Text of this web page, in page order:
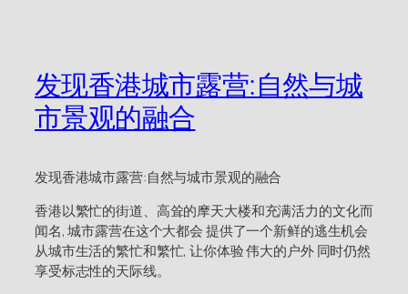
发现香港城市露营:自然与城
市景观的融合
发现香港城市露营:自然与城市景观的融合
香港以繁忙的街道、高耸的摩天大楼和充满活力的文化而
闻名, 城市露营在这个大都会 提供了一个新鲜的逃生机会
从城市生活的繁忙和繁忙, 让你体验 伟大的户外 同时仍然
享受标志性的天际线。